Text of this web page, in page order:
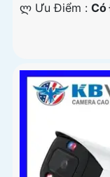
️ლ Ưu Điểm : Có